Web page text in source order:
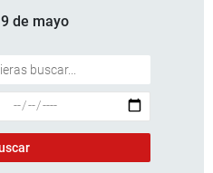
de mayo